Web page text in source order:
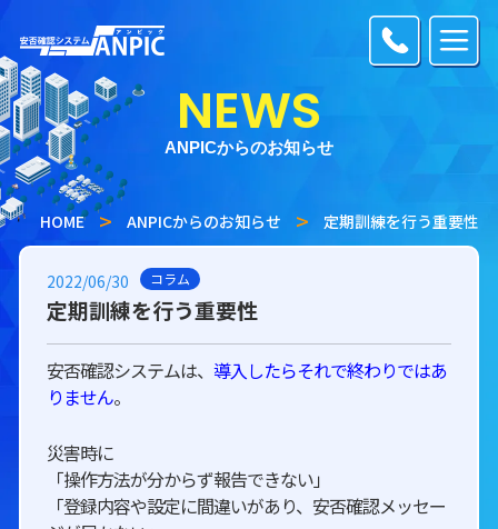
NEWS
ANPICからのお知らせ
HOME ANPICからのお知らせ 定期訓練を行う重要性
2022/06/30 コラム
定期訓練を行う重要性
安否確認システムは、 導入したらそれで終わりではあ
りません。
災害時に
「操作方法が分からず報告できない」
「登録内容や設定に間違いがあり、安否確認メッセー